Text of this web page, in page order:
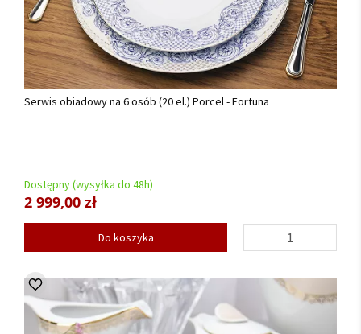
Serwis obiadowy na 6 osób (20 el.) Porcel - Fortuna
Dostępny (wysyłka do 48h)
2 999,00 zł
Do koszyka